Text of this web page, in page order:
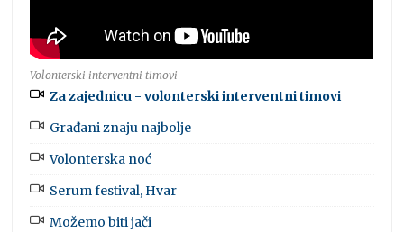
Volonterski interventni timovi
Za zajednicu - volonterski interventni timovi
Građani znaju najbolje
Volonterska noć
Serum festival, Hvar
Možemo biti jači